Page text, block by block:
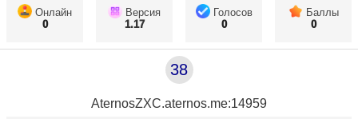
Онлайн
0
Версия
1.17
Голосов
0
Баллы
0
38
AternosZXC.aternos.me:14959